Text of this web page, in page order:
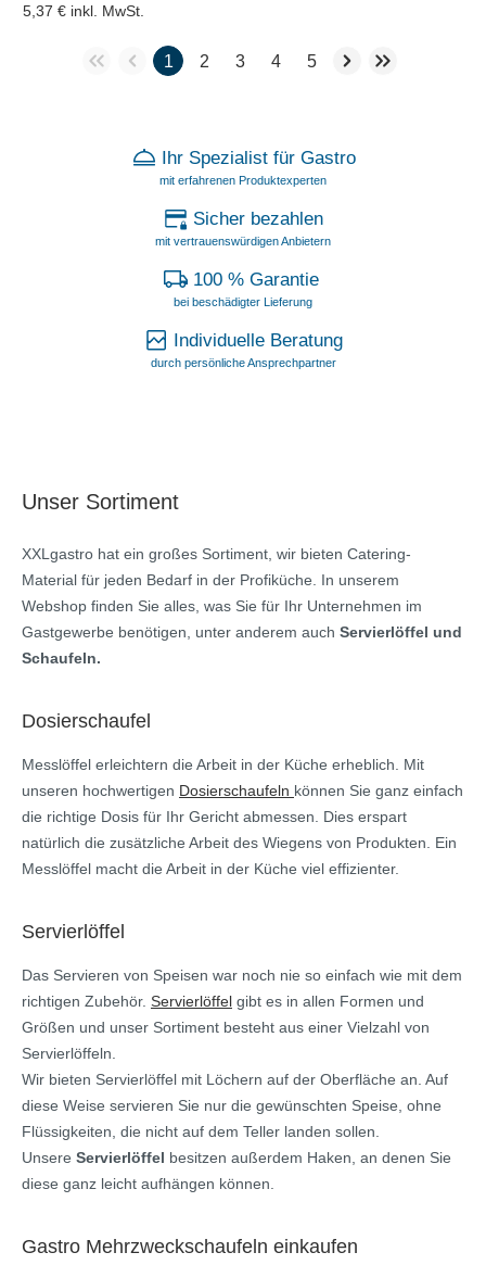
5,37 € inkl. MwSt.
1 2 3 4 5
Ihr Spezialist für Gastro
mit erfahrenen Produktexperten
Sicher bezahlen
mit vertrauenswürdigen Anbietern
100 % Garantie
bei beschädigter Lieferung
Individuelle Beratung
durch persönliche Ansprechpartner
Unser Sortiment
XXLgastro hat ein großes Sortiment, wir bieten Catering-
Material für jeden Bedarf in der Profiküche. In unserem
Webshop finden Sie alles, was Sie für Ihr Unternehmen im
Gastgewerbe benötigen, unter anderem auch Servierlöffel und
Schaufeln.
Dosierschaufel
Messlöffel erleichtern die Arbeit in der Küche erheblich. Mit
unseren hochwertigen Dosierschaufeln können Sie ganz einfach
die richtige Dosis für Ihr Gericht abmessen. Dies erspart
natürlich die zusätzliche Arbeit des Wiegens von Produkten. Ein
Messlöffel macht die Arbeit in der Küche viel effizienter.
Servierlöffel
Das Servieren von Speisen war noch nie so einfach wie mit dem
richtigen Zubehör. Servierlöffel gibt es in allen Formen und
Größen und unser Sortiment besteht aus einer Vielzahl von
Servierlöffeln.
Wir bieten Servierlöffel mit Löchern auf der Oberfläche an. Auf
diese Weise servieren Sie nur die gewünschten Speise, ohne
Flüssigkeiten, die nicht auf dem Teller landen sollen.
Unsere Servierlöffel besitzen außerdem Haken, an denen Sie
diese ganz leicht aufhängen können.
Gastro Mehrzweckschaufeln einkaufen